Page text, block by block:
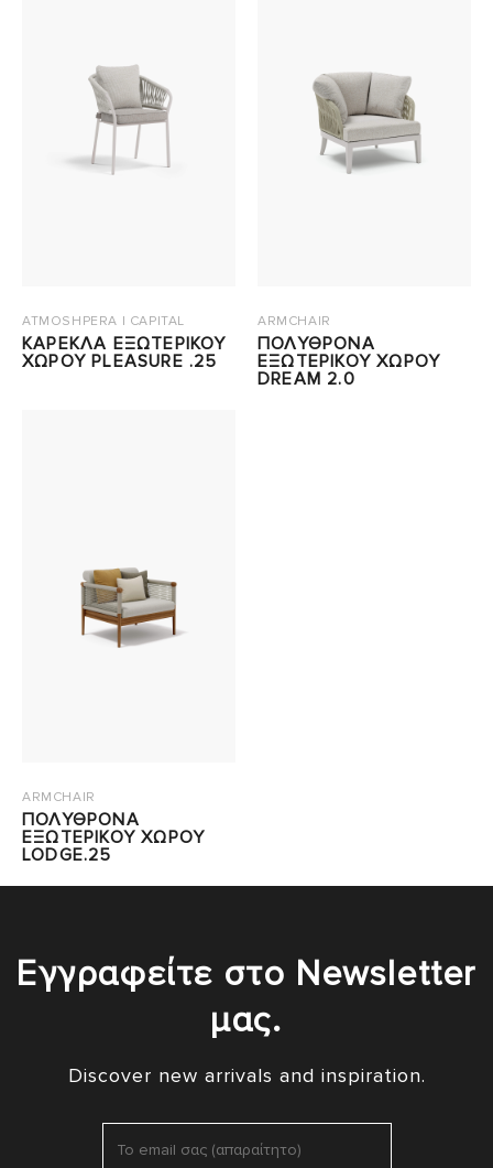
ATMOSHPERA | CAPITAL
ΚΑΡΕΚΛΑ ΕΞΩΤΕΡΙΚΟΥ
ΧΩΡΟΥ PLEASURE .25
ARMCHAIR
ΠΟΛΥΘΡΟΝΑ
ΕΞΩΤΕΡΙΚΟΥ ΧΩΡΟΥ
DREAM 2.0
ARMCHAIR
ΠΟΛΥΘΡΟΝΑ
ΕΞΩΤΕΡΙΚΟΥ ΧΩΡΟΥ
LODGE.25
Εγγραφείτε στο Newsletter
μας.
Discover new arrivals and inspiration.